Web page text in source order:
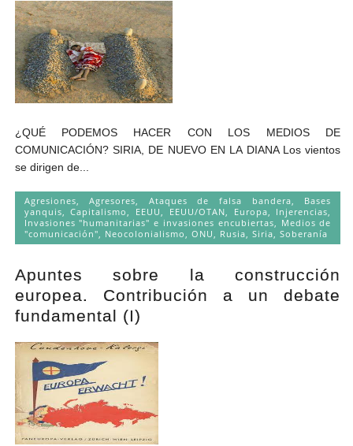
¿QUÉ PODEMOS HACER CON LOS MEDIOS DE
COMUNICACIÓN? SIRIA, DE NUEVO EN LA DIANA Los vientos
se dirigen de...
Agresiones ,Agresores Ataques de falsa bandera
Bases
yanquis ,Capitalismo EEUU EEUU/OTAN Europa Injerencias
Invasiones "humanitarias" e invasiones encubiertas
Medios de
"comunicación"
Neocolonialismo ONU Rusia Siria Soberanía
Apuntes sobre la construcción
europea. Contribución a un debate
fundamental (I)